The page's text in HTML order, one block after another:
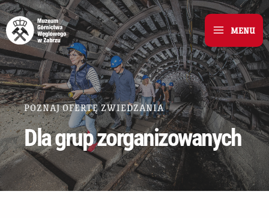
Skip
to
content
Main
Menu
MENU
POZNAJ OFERTĘ ZWIEDZANIA
Dla grup zorganizowanych